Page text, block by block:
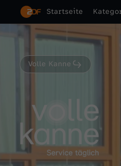
Startseite
Volle Kanne